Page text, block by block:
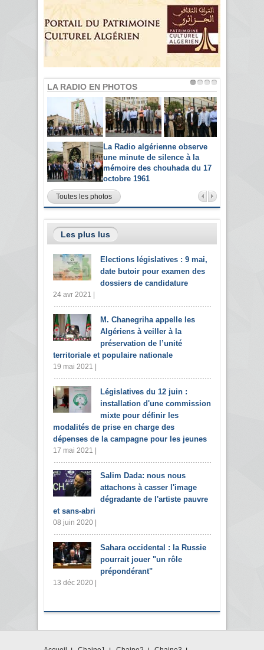
LA RADIO EN PHOTOS
La Radio algérienne observe
une minute de silence à la
mémoire des chouhada du 17
octobre 1961
Toutes les photos
Les plus lus
Elections législatives : 9 mai,
date butoir pour examen des
dossiers de candidature
24 avr 2021 |
M. Chanegriha appelle les
Algériens à veiller à la
préservation de l’unité
territoriale et populaire nationale
19 mai 2021 |
Législatives du 12 juin :
installation d'une commission
mixte pour définir les
modalités de prise en charge des
dépenses de la campagne pour les jeunes
17 mai 2021 |
Salim Dada: nous nous
attachons à casser l'image
dégradante de l'artiste pauvre
et sans-abri
08 juin 2020 |
Sahara occidental : la Russie
pourrait jouer "un rôle
prépondérant"
13 déc 2020 |